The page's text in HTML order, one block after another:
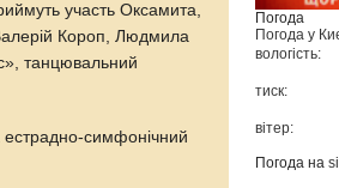
участь Оксамита,
Короп, Людмила
танцювальний
естрадно-симфонічний
Погода
Погода у
вологість:
тиск:
вітер:
Погода на